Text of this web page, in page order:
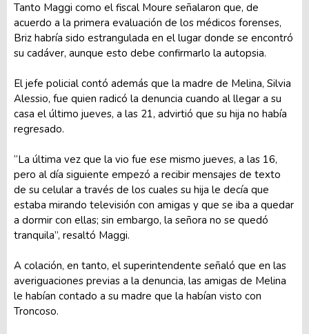
Tanto Maggi como el fiscal Moure señalaron que, de
acuerdo a la primera evaluación de los médicos forenses,
Briz habría sido estrangulada en el lugar donde se encontró
su cadáver, aunque esto debe confirmarlo la autopsia.
El jefe policial contó además que la madre de Melina, Silvia
Alessio, fue quien radicó la denuncia cuando al llegar a su
casa el último jueves, a las 21, advirtió que su hija no había
regresado.
“La última vez que la vio fue ese mismo jueves, a las 16,
pero al día siguiente empezó a recibir mensajes de texto
de su celular a través de los cuales su hija le decía que
estaba mirando televisión con amigas y que se iba a quedar
a dormir con ellas; sin embargo, la señora no se quedó
tranquila”, resaltó Maggi.
A colación, en tanto, el superintendente señaló que en las
averiguaciones previas a la denuncia, las amigas de Melina
le habían contado a su madre que la habían visto con
Troncoso.